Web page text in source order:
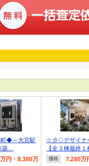
◆～大宮駅
築…
円・8,380万
☆彡◇デザイナ
【全３棟最終
価格 7,280万